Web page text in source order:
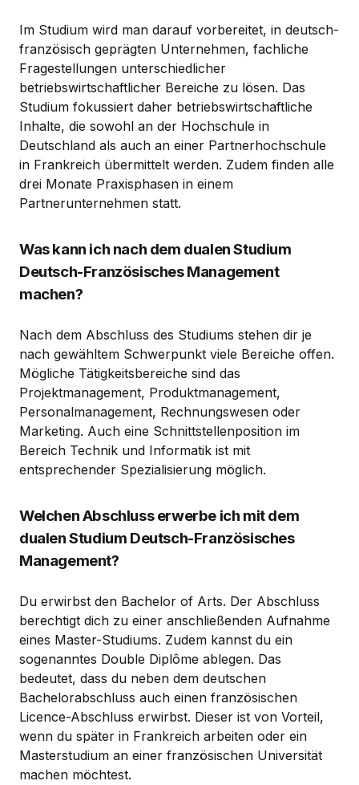
Im Studium wird man darauf vorbereitet, in deutsch-
französisch geprägten Unternehmen, fachliche
Fragestellungen unterschiedlicher
betriebswirtschaftlicher Bereiche zu lösen. Das
Studium fokussiert daher betriebswirtschaftliche
Inhalte, die sowohl an der Hochschule in
Deutschland als auch an einer Partnerhochschule
in Frankreich übermittelt werden. Zudem finden alle
drei Monate Praxisphasen in einem
Partnerunternehmen statt.
Was kann ich nach dem dualen Studium
Deutsch-Französisches Management
machen?
Nach dem Abschluss des Studiums stehen dir je
nach gewähltem Schwerpunkt viele Bereiche offen.
Mögliche Tätigkeitsbereiche sind das
Projektmanagement, Produktmanagement,
Personalmanagement, Rechnungswesen oder
Marketing. Auch eine Schnittstellenposition im
Bereich Technik und Informatik ist mit
entsprechender Spezialisierung möglich.
Welchen Abschluss erwerbe ich mit dem
dualen Studium Deutsch-Französisches
Management?
Du erwirbst den Bachelor of Arts. Der Abschluss
berechtigt dich zu einer anschließenden Aufnahme
eines Master-Studiums. Zudem kannst du ein
sogenanntes Double Diplôme ablegen. Das
bedeutet, dass du neben dem deutschen
Bachelorabschluss auch einen französischen
Licence-Abschluss erwirbst. Dieser ist von Vorteil,
wenn du später in Frankreich arbeiten oder ein
Masterstudium an einer französischen Universität
machen möchtest.